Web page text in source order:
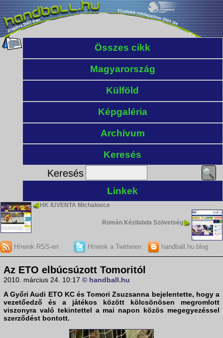
Összes cikk
Magyarország
Külföld
Képgaléria
Archívum
Keresés
Keresés
Linkek
HK IUVENTA Michalovce
Román Kézilabda Szövetség
Híreink RSS-en Híreink a Twitteren handball.hu blog
Az ETO elbúcsúzott Tomoritól
2010. március 24. 10:17 © handball.hu
AGyőri Audi ETO KCésTomori Zsuzsanna bejelentette, hogy a
vezetőedző és a játékos között kölcsönösen megromlott
viszonyra való tekintettel a mai napon közös megegyezéssel
szerződést bontott.